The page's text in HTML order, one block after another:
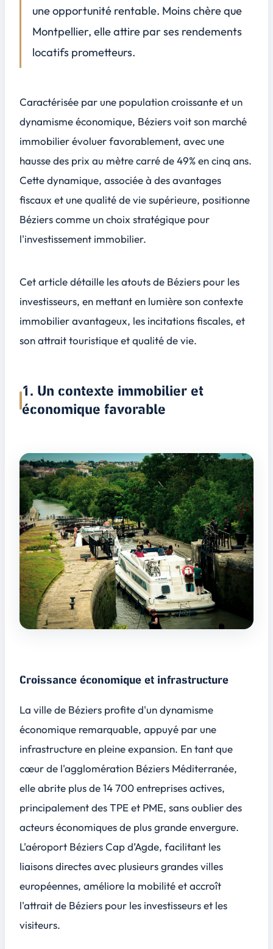
3. Qualité de vie et attrait touristique
Situation géographique et climat
Potentiel de location touristique
une opportunité rentable. Moins chère que
Montpellier, elle attire par ses rendements
locatifs prometteurs.
Caractérisée par une population croissante et un
dynamisme économique, Béziers voit son marché
immobilier évoluer favorablement, avec une
hausse des prix au mètre carré de 49% en cinq ans.
Cette dynamique, associée à des avantages
fiscaux et une qualité de vie supérieure, positionne
Béziers comme un choix stratégique pour
l'investissement immobilier.
Cet article détaille les atouts de Béziers pour les
investisseurs, en mettant en lumière son contexte
immobilier avantageux, les incitations fiscales, et
son attrait touristique et qualité de vie.
1. Un contexte immobilier et
économique favorable
Croissance économique et infrastructure
La ville de Béziers profite d'un dynamisme
économique remarquable, appuyé par une
infrastructure en pleine expansion. En tant que
cœur de l'agglomération Béziers Méditerranée,
elle abrite plus de 14 700 entreprises actives,
principalement des TPE et PME, sans oublier des
acteurs économiques de plus grande envergure.
L'aéroport Béziers Cap d’Agde, facilitant les
liaisons directes avec plusieurs grandes villes
européennes, améliore la mobilité et accroît
l'attrait de Béziers pour les investisseurs et les
visiteurs.